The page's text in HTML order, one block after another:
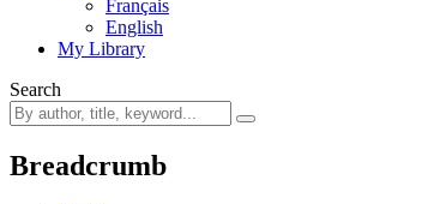
Français
English
My Library
Search
Breadcrumb